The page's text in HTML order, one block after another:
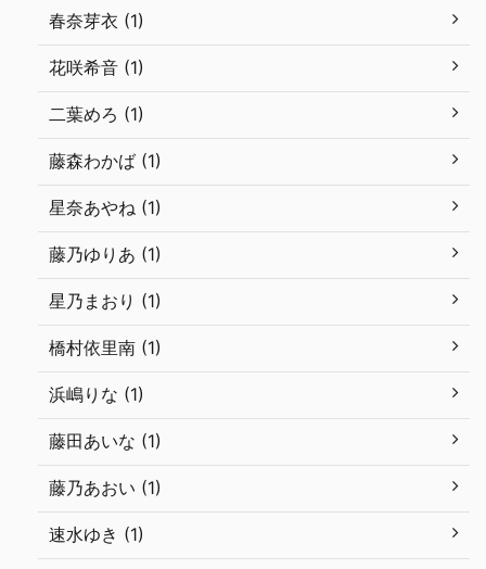
春奈芽衣 (1)
花咲希音 (1)
二葉めろ (1)
藤森わかば (1)
星奈あやね (1)
藤乃ゆりあ (1)
星乃まおり (1)
橋村依里南 (1)
浜嶋りな (1)
藤田あいな (1)
藤乃あおい (1)
速水ゆき (1)